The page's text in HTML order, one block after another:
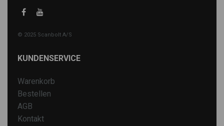
© 2025 Scanbolt A/S
KUNDENSERVICE
Warenkorb
Bestellen
AGB
Kontakt